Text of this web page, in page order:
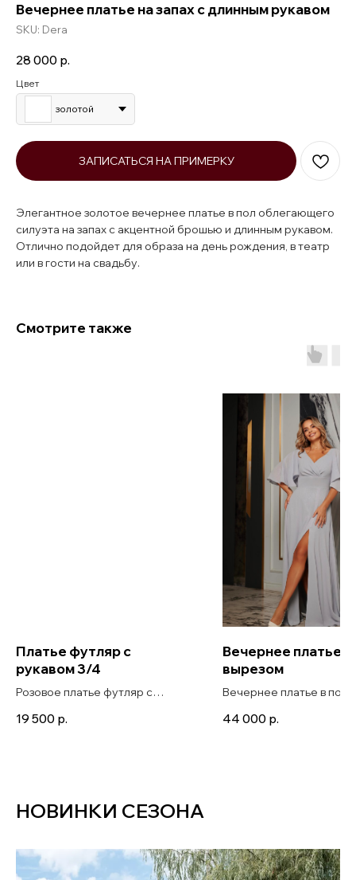
Вечернее платье на запах с длинным рукавом
SKU: Dera
28 000 р.
Цвет
золотой
ЗАПИСАТЬСЯ НА ПРИМЕРКУ
Элегантное золотое вечернее платье в пол облегающего
силуэта на запах с акцентной брошью и длинным рукавом.
Отлично подойдет для образа на день рождения, в театр
или в гости на свадьбу.
Смотрите также
Платье футляр с
рукавом 3/4
Розовое платье футляр с
свадьбу для гостьи Sema
19 500 р.
Вечернее платье с
вырезом
Вечернее платье в пол
с разрезом Lada maxi
44 000 р.
НОВИНКИ СЕЗОНА